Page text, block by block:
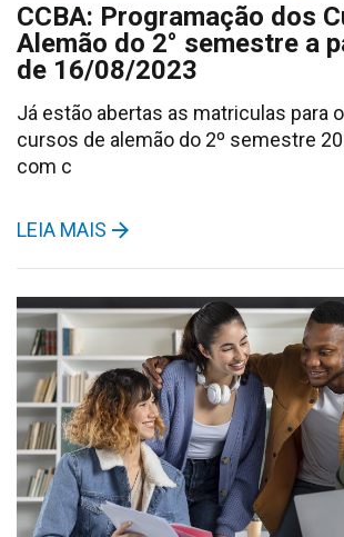
CCBA: Programação dos
Alemão do 2° semestre a
de 16/08/2023
Já estão abertas as matriculas para
cursos de alemão do 2º semestre
com c
LEIA MAIS